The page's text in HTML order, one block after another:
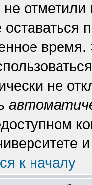
отметили
оставаться
время.
не
и
к началу